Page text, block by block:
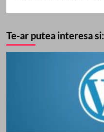
Te-ar putea interesa si: